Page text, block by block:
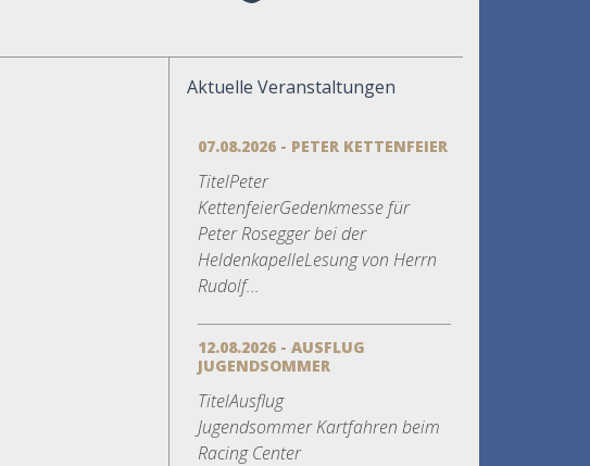
Aktuelle Veranstaltungen
07.08.2026 - PETER KETTENFEIER
TitelPeter
KettenfeierGedenkmesse für
Peter Rosegger bei der
HeldenkapelleLesung von Herrn
Rudolf...
12.08.2026 - AUSFLUG
JUGENDSOMMER
TitelAusflug
Jugendsommer Kartfahren beim
Racing Center